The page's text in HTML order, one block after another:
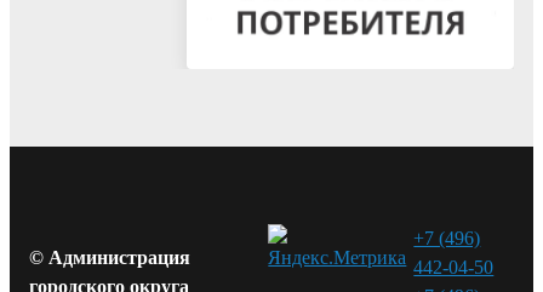
© Администрация
городского округа
+7 (496)
442-04-50